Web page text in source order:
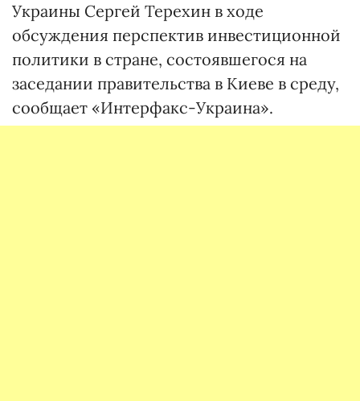
Украины Сергей Терехин в ходе
обсуждения перспектив инвестиционной
политики в стране, состоявшегося на
заседании правительства в Киеве в среду,
сообщает «Интерфакс-Украина».